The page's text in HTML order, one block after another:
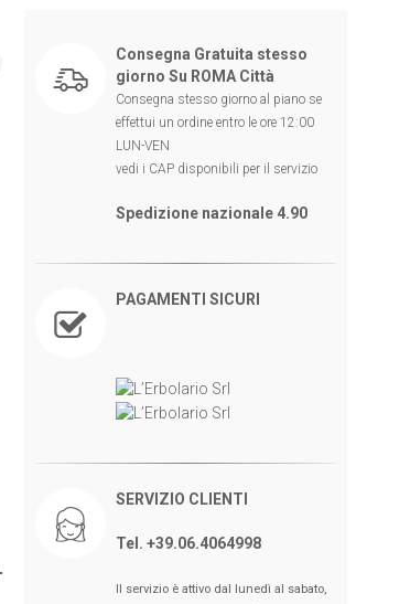
Consegna Gratuita stesso
giorno Su ROMA Città
Consegna stesso giorno al piano se
effettui un ordine entro le ore 12:00
LUN-VEN
vedi i CAP disponibili per il servizio
Spedizione nazionale 4.90
PAGAMENTI SICURI
SERVIZIO CLIENTI
Tel. +39.06.4064998
Il servizio è attivo dal lunedì al sabato,